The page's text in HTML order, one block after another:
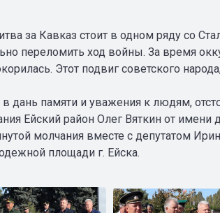
за Кавказ стоит в одном ряду со
переломить ход войны. За время
Этот подвиг советского
в дань памяти и уважения к людям,
Ейский район Олег Вяткин от
молчания вместе с депутатом
площади г. Ейска.